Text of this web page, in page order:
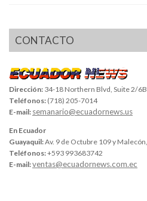
CONTACTO
Dirección: 34-18 Northern Blvd, Suite 2/
Teléfonos: (718) 205-7014
E-mail: semanario@ecuadornews.us
En Ecuador
Guayaquil:Av. 9 de Octubre 109 y
Teléfonos:+593 993683742
E-mail:ventas@ecuadornews.com.ec